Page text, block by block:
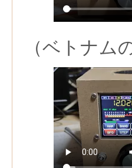
（ベトナム